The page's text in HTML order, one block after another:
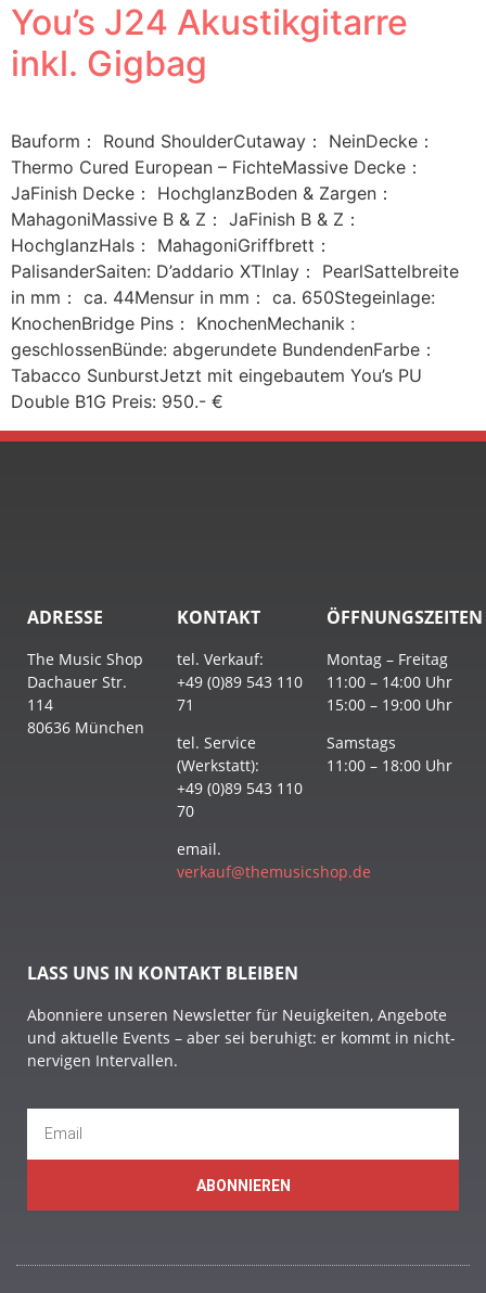
You’s J24 Akustikgitarre
inkl. Gigbag
Bauform： Round ShoulderCutaway： NeinDecke：
Thermo Cured European – FichteMassive Decke：
JaFinish Decke： HochglanzBoden & Zargen：
MahagoniMassive B & Z： JaFinish B & Z：
HochglanzHals： MahagoniGriffbrett：
PalisanderSaiten: D’addario XTInlay： PearlSattelbreite
in mm： ca. 44Mensur in mm： ca. 650Stegeinlage:
KnochenBridge Pins： KnochenMechanik :
geschlossenBünde: abgerundete BundendenFarbe：
Tabacco SunburstJetzt mit eingebautem You’s PU
Double B1G Preis: 950.- €
ADRESSE
The Music Shop
Dachauer Str.
114
80636 München
KONTAKT
tel. Verkauf:
+49 (0)89 543 110
71
tel. Service
(Werkstatt):
+49 (0)89 543 110
70
email.
verkauf@themusicshop.de
ÖFFNUNGSZEITEN
Montag – Freitag
11:00 – 14:00 Uhr
15:00 – 19:00 Uhr
Samstags
11:00 – 18:00 Uhr
LASS UNS IN KONTAKT BLEIBEN
Abonniere unseren Newsletter für Neuigkeiten, Angebote
und aktuelle Events – aber sei beruhigt: er kommt in nicht-
nervigen Intervallen.
ABONNIEREN